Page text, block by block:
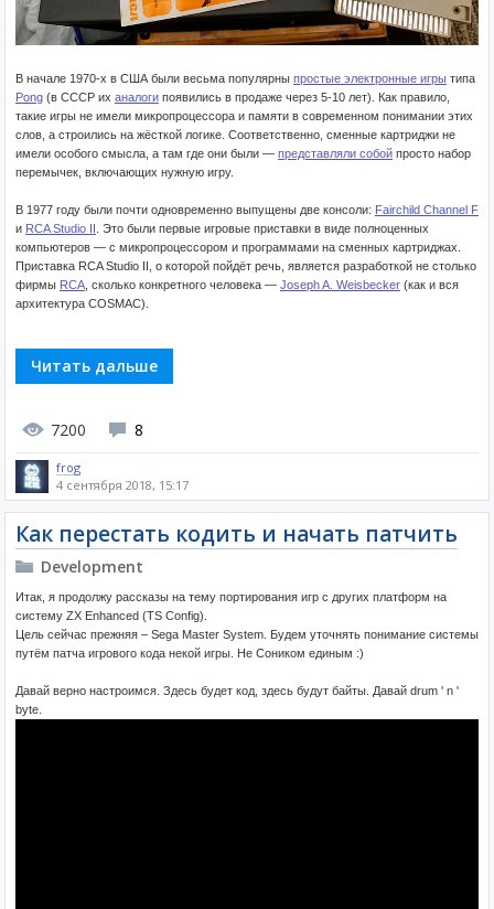
В начале 1970-х в США были весьма популярны простые электронные игры типа
Pong (в СССР их аналоги появились в продаже через 5-10 лет). Как правило,
такие игры не имели микропроцессора и памяти в современном понимании этих
слов, а строились на жёсткой логике. Соответственно, сменные картриджи не
имели особого смысла, а там где они были — представляли собой просто набор
перемычек, включающих нужную игру.
В 1977 году были почти одновременно выпущены две консоли: Fairchild Channel F
и RCA Studio II . Это были первые игровые приставки в виде полноценных
компьютеров — с микропроцессором и программами на сменных картриджах.
Приставка RCA Studio II, о которой пойдёт речь, является разработкой не столько
фирмы RCA , сколько конкретного человека — Joseph A. Weisbecker (как и вся
архитектура COSMAC).
Читать дальше
7200 8
frog
4 сентября 2018, 15:17
Как перестать кодить и начать патчить
Development
Итак, я продолжу рассказы на тему портирования игр с других платформ на
систему ZX Enhanced (TS Config).
Цель cейчас прежняя – Sega Master System. Будем уточнять понимание системы
путём патча игрового кода некой игры. Не Соником единым :)
Давай верно настроимся. Здесь будет код, здесь будут байты. Давай drum ' n '
byte.